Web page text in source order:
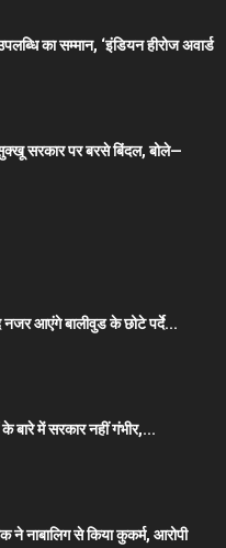
का सम्मान, ‘इंडियन हीरोज अवार्ड
सरकार पर बरसे बिंदल, बोले—
आएंगे बालीवुड के छोटे पर्दे...
के बारे में सरकार नहीं गंभीर,...
ने नाबालिग से किया कुकर्म, आरोपी